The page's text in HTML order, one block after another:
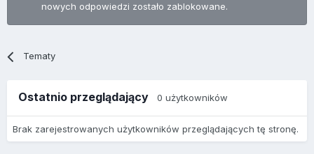
nowych odpowiedzi zostało zablokowane.
Tematy
Ostatnio przeglądający 0 użytkowników
Brak zarejestrowanych użytkowników przeglądających tę stronę.